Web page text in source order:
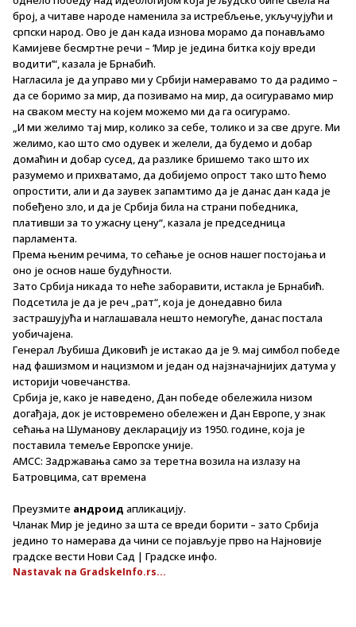
број, а читаве народе наменила за истребљење, укључујући и
српски народ. Ово је дан када изнова морамо да понављамо
Камијеве бесмртне речи – ‘Мир је једина битка коју вреди
водити’“, казала је Брнабић.
Нагласила је да управо ми у Србији намеравамо то да радимо –
да се боримо за мир, да позивамо на мир, да осигуравамо мир
на сваком месту на којем можемо ми да га осигурамо.
„И ми желимо тај мир, колико за себе, толико и за све друге. Ми
желимо, као што смо одувек и желели, да будемо и добар
домаћин и добар сусед, да разлике бришемо тако што их
разумемо и прихватамо, да добијемо опрост тако што ћемо
опростити, али и да заувек запамтимо да је данас дан када је
побеђено зло, и да је Србија била на страни победника,
плативши за то ужасну цену“, казала је председница
парламента.
Према њеним речима, то сећање је основ нашег постојања и
оно је основ наше будућности.
Зато Србија никада то неће заборавити, истакла је Брнабић.
Подсетила је да је реч „рат“, која је донедавно била
застрашујућа и наглашавала нешто немогуће, данас постала
уобичајена.
Генерал Љубиша Диковић је истакао да је 9. мај симбол победе
над фашизмом и нацизмом и један од најзначајнијих датума у
историји човечанства.
Србија је, како је наведено, Дан победе обележила низом
догађаја, док је истовремено обележен и Дан Европе, у знак
сећања на Шуманову декларацију из 1950. године, која је
поставила темеље Европске уније.
АМСС: Задржавања само за теретна возила на излазу на
Батровцима, сат времена
Преузмите андроид апликацију.
Чланак Мир је једино за шта се вреди борити – зато Србија
једино то намерава да чини се појављује прво на Најновије
градске вести Нови Сад | Градске инфо.
Nastavak na GradskeInfo.rs...